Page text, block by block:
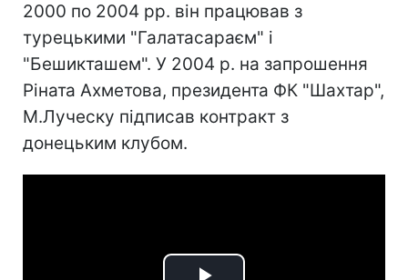
2000 по 2004 рр. він працював з
турецькими "Галатасараєм" і
"Бешикташем". У 2004 р. на запрошення
Ріната Ахметова, президента ФК "Шахтар",
М.Луческу підписав контракт з
донецьким клубом.